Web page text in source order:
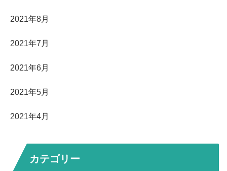
2021年8月
2021年7月
2021年6月
2021年5月
2021年4月
カテゴリー